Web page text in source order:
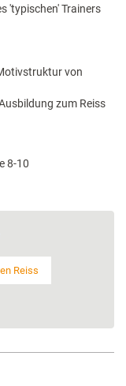
'typischen' Trainers
von
zum Reiss
8-10
Reiss